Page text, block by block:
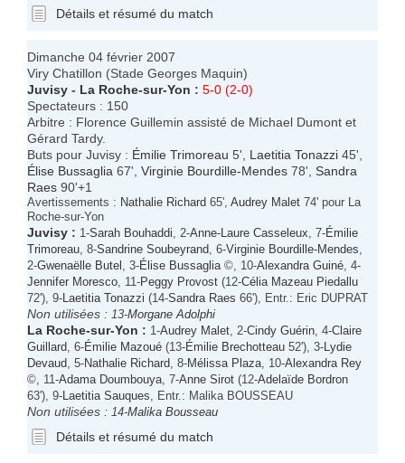
Détails et résumé du match
Dimanche 04 février 2007
Viry Chatillon (Stade Georges Maquin)
Juvisy - La Roche-sur-Yon : 5-0 (2-0)
Spectateurs : 150
Arbitre : Florence Guillemin assisté de Michael Dumont et
Gérard Tardy.
Buts pour Juvisy : Émilie Trimoreau 5', Laetitia Tonazzi 45',
Élise Bussaglia 67', Virginie Bourdille-Mendes 78', Sandra
Raes 90'+1
Avertissements : Nathalie Richard 65', Audrey Malet 74' pour La
Roche-sur-Yon
Juvisy : 1-Sarah Bouhaddi , 2-Anne-Laure Casseleux , 7-Émilie
Trimoreau , 8-Sandrine Soubeyrand , 6-Virginie Bourdille-Mendes
2-Gwenaëlle Butel , 3-Élise Bussaglia ©, 10-Alexandra Guiné , 4-
Jennifer Moresco , 11-Peggy Provost (12-Célia Mazeau Piedallu
72'), 9- Laetitia Tonazzi (14-Sandra Raes 66'), Entr.: Eric DUPRAT
Non utilisées : 13-Morgane Adolphi
La Roche-sur-Yon : 1-Audrey Malet , 2-Cindy Guérin , 4-Claire
Guillard , 6-Émilie Mazoué (13-Émilie Brechotteau 52'), 3- Lydie
Devaud , 5-Nathalie Richard , 8-Mélissa Plaza , 10-Alexandra Rey
©, 11-Adama Doumbouya , 7-Anne Sirot (12-Adelaïde Bordron
63'), 9- Laetitia Sauques , Entr.: Malika BOUSSEAU
Non utilisées : 14-Malika Bousseau
Détails et résumé du match